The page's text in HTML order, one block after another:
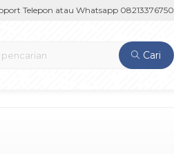
Telepon atau Whatsapp 082133767508
Cari